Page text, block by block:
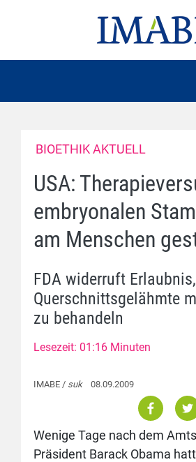
BIOETHIK AKTUELL
USA:
embryonalen
am Menschen
FDA widerruft Erlaubnis,
Querschnittsgelähmte
zu behandeln
Lesezeit: 01:16 Minuten
IMABE / suk08.09.2009
Wenige Tage nach dem
Präsident Barack Obama